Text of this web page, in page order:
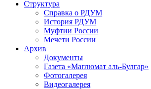
Структура
Справка о РДУМ
История РДУМ
Муфтии России
Мечети России
Архив
Документы
Газета «Маглюмат аль-Булгар»
Фотогалерея
Видеогалерея